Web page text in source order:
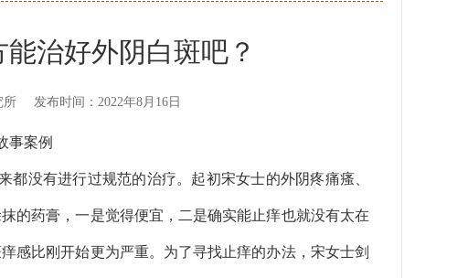
治好外阴白斑吧？
所 发布时间：2022年8月16日
事案例
没有进行过规范的治疗。起初宋女士的外阴疼痛瘙、
的药膏，一是觉得便宜，二是确实能止痒也就没有太在
感比刚开始更为严重。为了寻找止痒的办法，宋女士剑